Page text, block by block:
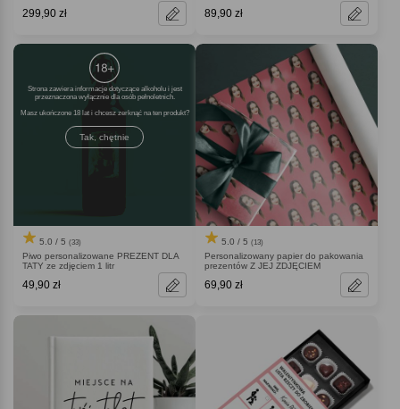
299,90 zł 89,90 zł
Strona zawiera informacje dotyczące alkoholu i jest
przeznaczona wyłącznie dla osób pełnoletnich.
Masz ukończone 18 lat i chcesz zerknąć na ten produkt
Tak, chętnie
5.0 / 5 (33)
Piwo personalizowane PREZENT DLA
TATY ze zdjęciem 1 litr
49,90 zł
5.0 / 5 (13)
Personalizowany papier do pakowania
prezentów Z JEJ ZDJĘCIEM
69,90 zł